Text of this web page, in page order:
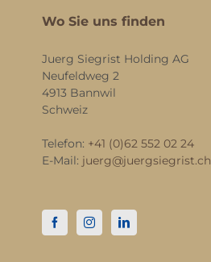
Wo Sie uns finden
Juerg Siegrist Holding AG
Neufeldweg 2
4913 Bannwil
Schweiz
Telefon: +41 (0)62 552 02 24
E-Mail: juerg@juergsiegrist.ch